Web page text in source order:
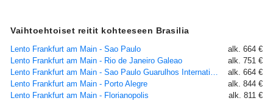
Vaihtoehtoiset reitit kohteeseen Brasilia
Lento Frankfurt am Main - Sao Paulo
alk. 664 €
Lento Frankfurt am Main - Rio de Janeiro Galeao
alk. 751 €
Lento Frankfurt am Main - Sao Paulo Guarulhos International Airport
alk. 664 €
Lento Frankfurt am Main - Porto Alegre
alk. 844 €
Lento Frankfurt am Main - Florianopolis
alk. 811 €